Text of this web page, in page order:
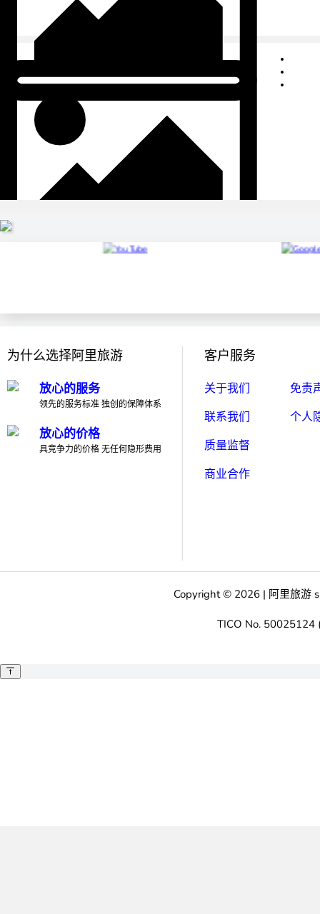
为什么选择阿里旅游
放心的服务
领先的服务标准 独创的保障体系
放心的价格
具竞争力的价格 无任何隐形费用
客户服务
关于我们
联系我们
质量监督
商业合作
免责
个人
Copyright © 2026 | 阿里旅游
TICO No. 50025124